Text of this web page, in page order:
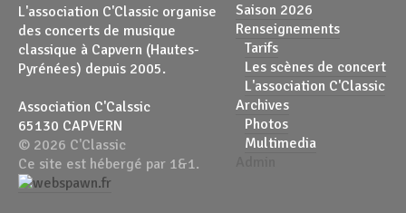
L'association C'Classic organise
des concerts de musique
classique à Capvern (Hautes-
Pyrénées) depuis 2005.
Association C'Calssic
65130 CAPVERN
© 2026 C'Classic
Ce site est hébergé par 1&1.
Saison 2026
Renseignements
Tarifs
Les scènes de concert
L'association C'Classic
Archives
Photos
Multimedia